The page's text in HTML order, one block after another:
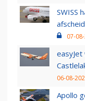
SWISS
07-
06-08-
Apollo